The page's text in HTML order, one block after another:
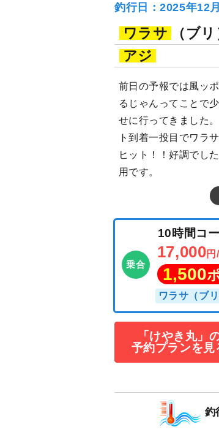
釣行日：2025年12
ワラサ （ブリ
アジ
前日の予報では風ッ
るじゃんってことで
せに行ってきました
ト到着一投目でワラ
ヒット！！好調でし
用です。
10時間
ワラサ
「けやき丸」
予約プランを見
釣